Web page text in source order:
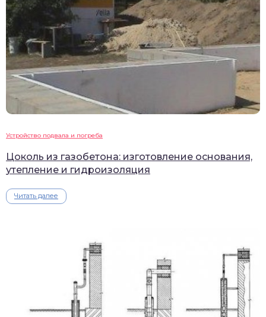
Устройство подвала и погреба
Цоколь из газобетона: изготовление основания,
утепление и гидроизоляция
Читать далее